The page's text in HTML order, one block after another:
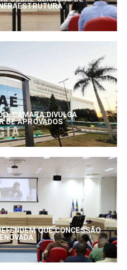
CÂMARA DIVULGA
DE APROVADOS
QUE CONCESSÃO